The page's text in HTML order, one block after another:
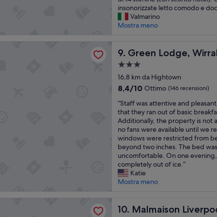
r
u
i
à
.
s
e
t
t
a
c
o
l
a
r
e
v
a
v
i
s
e
c
u
r
t
y
d
e
p
o
s
i
t
s
£
a
m
p
.
A
n
c
h
e
l
a
z
o
n
a
b
a
r
e
s
e
l
i
r
s
s
i
i
t
à
d
e
l
c
e
n
t
d
insonorizzate letto comodo e
Valmarino
Mostra meno
9. Green Lodge,
Green Lodge, Wirral by
Struttura
a
3.0
16,8 km da Hightown
8.4
10,
Ottimo,
(146
recensioni)
8,4/10 Ottimo (146 recensioni)
“
S
t
a
f
f
w
a
s
a
e
“Staff was attentive and
that they ran out of basic
Additionally, the property is not
no fans were available until we
windows were restricted from
beyond two inches. The bed
uncomfortable. On one
completely out of ice.”
Katie
Mostra meno
10. Malmaison
Malmaison Liverpool